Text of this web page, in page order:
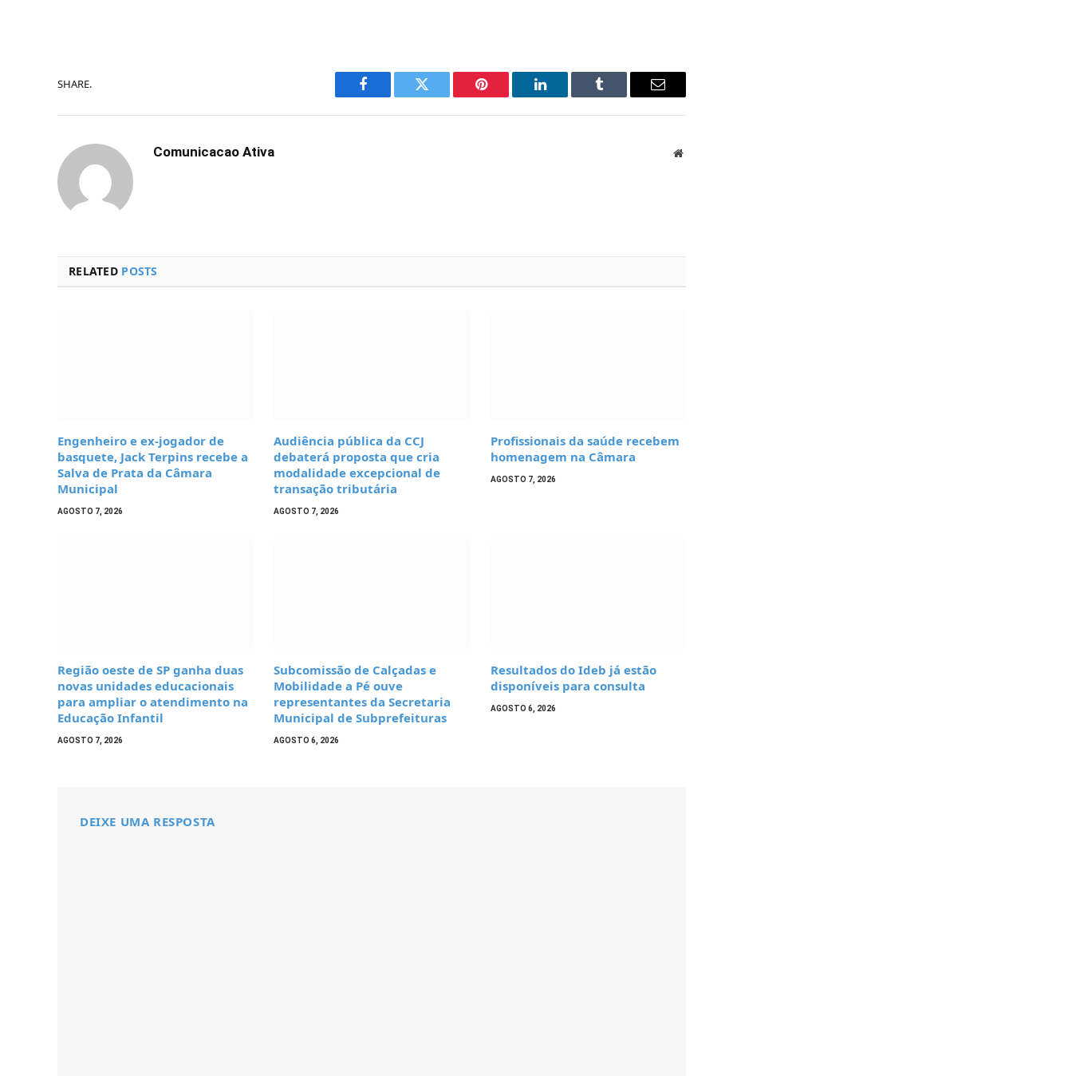
SHARE.
Facebook Twitter Pinterest LinkedIn Tumblr Email
Comunicacao Ativa Website
RELATED POSTS
Engenheiro e ex-jogador de
basquete, Jack Terpins recebe a
Salva de Prata da Câmara
Municipal
AGOSTO 7, 2026
Audiência pública da CCJ
debaterá proposta que cria
modalidade excepcional de
transação tributária
AGOSTO 7, 2026
Profissionais da saúde recebem
homenagem na Câmara
AGOSTO 7, 2026
Região oeste de SP ganha duas
novas unidades educacionais
para ampliar o atendimento na
Educação Infantil
AGOSTO 7, 2026
Subcomissão de Calçadas e
Mobilidade a Pé ouve
representantes da Secretaria
Municipal de Subprefeituras
AGOSTO 6, 2026
Resultados do Ideb já estão
disponíveis para consulta
AGOSTO 6, 2026
DEIXE UMA RESPOSTA